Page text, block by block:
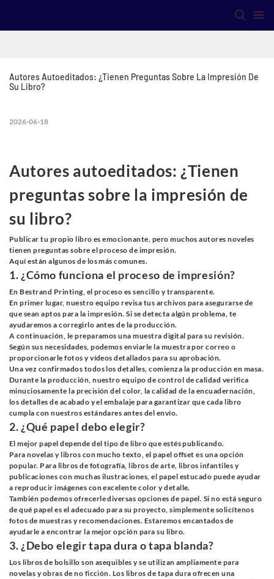
Autores Autoeditados: ¿Tienen Preguntas Sobre La Impresión De
Su Libro?
2026-06-18
Autores autoeditados: ¿Tienen
preguntas sobre la impresión de
su libro?
Publicar tu propio libro es emocionante, pero muchos autores noveles
tienen preguntas sobre el proceso de impresión.
Aquí están algunos de los más comunes.
1. ¿Cómo funciona el proceso de impresión?
En Bestrand Printing, el proceso es sencillo y transparente.
En primer lugar, nuestro equipo revisa tus archivos para asegurarse de
que sean aptos para la impresión. Si se detecta algún problema, te
ayudaremos a corregirlo antes de la producción.
A continuación, le preparamos una muestra digital para su revisión.
Según sus necesidades, podemos enviarle la muestra por correo o
proporcionarle fotos y vídeos detallados para su aprobación.
Una vez confirmados todos los detalles, comienza la producción en masa.
Durante la producción, nuestro equipo de control de calidad verifica
minuciosamente la precisión del color, la calidad de la encuadernación,
los detalles de acabado y el embalaje para garantizar que cada libro
cumpla con nuestros estándares antes del envío.
2. ¿Qué papel debo elegir?
El mejor papel depende del tipo de libro que estés publicando.
Para novelas y libros con mucho texto, el papel offset es una opción
popular. Para libros de fotografía, libros de arte, libros infantiles y
publicaciones con muchas ilustraciones, el papel estucado puede ayudar
a reproducir imágenes con excelente color y detalle.
También podemos ofrecerle diversas opciones de papel. Si no está seguro
de qué papel es el adecuado para su proyecto, simplemente solicítenos
fotos de muestras y recomendaciones. Estaremos encantados de
ayudarle a encontrar la mejor opción para su libro.
3. ¿Debo elegir tapa dura o tapa blanda?
Los libros de bolsillo son asequibles y se utilizan ampliamente para
novelas y obras de no ficción. Los libros de tapa dura ofrecen una